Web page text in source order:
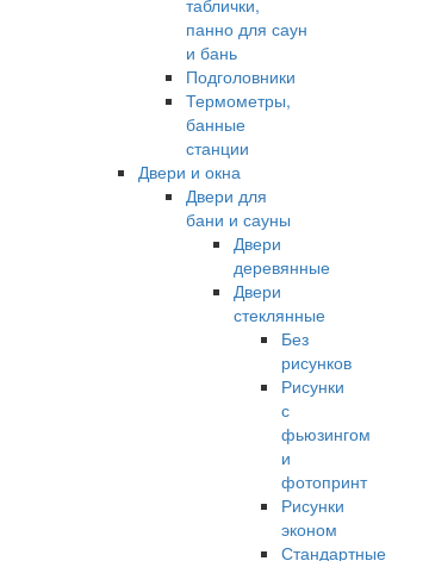
таблички,
панно для саун
и бань
Подголовники
Термометры,
банные
станции
Двери и окна
Двери для
бани и сауны
Двери
деревянные
Двери
стеклянные
Без
рисунков
Рисунки
с
фьюзингом
и
фотопринт
Рисунки
эконом
Стандартные